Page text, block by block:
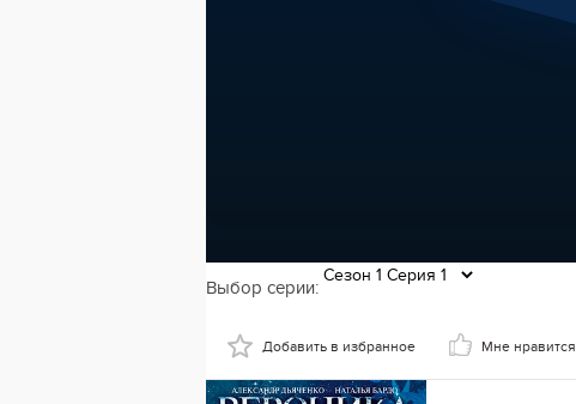
Выбор серии:
Добавить в избранное Мне нравится